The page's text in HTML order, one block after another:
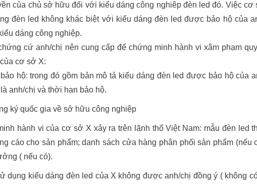
của chủ sở hữu đối với kiểu dáng công nghiêp đèn led đó. Việc cơ
đèn led không khác biệt với kiểu dáng đèn led được bảo hộ của
dáng công nghiệp.
cứ anh/chị nên cung cấp để chứng minh hành vi xâm phạm
cơ sở X:
hộ: trong đó gồm bản mô tả kiểu dáng đèn led được bảo hộ của
anh/chị và thời hạn bảo hộ.
ký quốc gia về sở hữu công nghiệp
hành vi của cơ sở X xảy ra trên lãnh thổ Việt Nam: mẫu đèn led
cáo cho sản phẩm; danh sách cửa hàng phân phối sản phẩm (nếu
( nếu có).
dụng kiểu dáng đèn led của X không được anh/chị đồng ý ( không